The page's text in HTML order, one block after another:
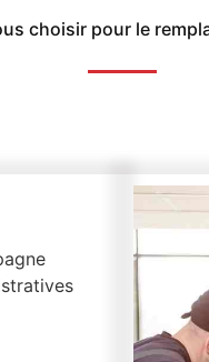
choisir pour le